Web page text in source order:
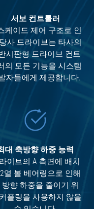
서보 컨트롤러
케이드 제어 구조로 인
사 드라이브는 타사의
시판형 드라이브 컨트
의 모든 기능을 시스템
자들에게 제공합니다.
대 축방향 하중 능력
이브의 A 측면에 배치
열 볼 베어링으로 인해
방향 하중을 줄이기 위
플링을 사용하지 않을